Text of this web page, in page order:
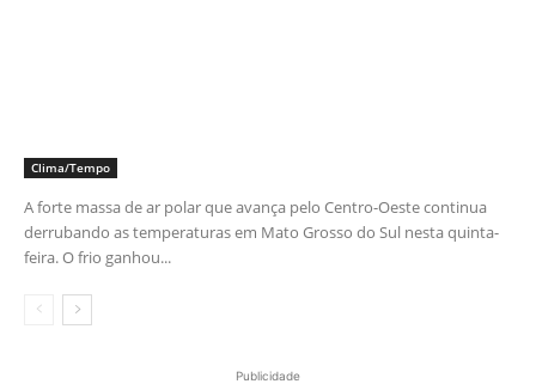
Clima/Tempo
A forte massa de ar polar que avança pelo Centro-Oeste continua
derrubando as temperaturas em Mato Grosso do Sul nesta quinta-
feira. O frio ganhou...
Publicidade